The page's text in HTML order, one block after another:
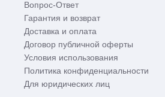
Вопрос-Ответ
Гарантия и возврат
Доставка и оплата
Договор публичной оферты
Условия использования
Политика конфиденциальности
Для юридических лиц